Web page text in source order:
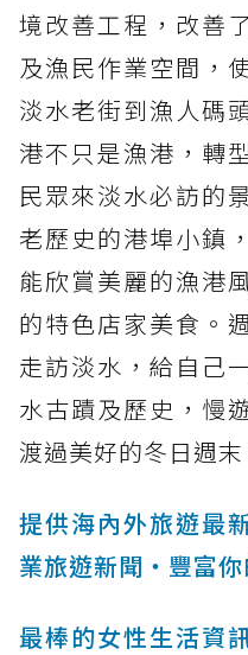
境改善工程，改善
及漁民作業空間，
淡水老街到漁人碼
港不只是漁港，轉
民眾來淡水必訪的
老歷史的港埠小鎮
能欣賞美麗的漁港
的特色店家美食。
走訪淡水，給自己
水古蹟及歷史，慢
渡過美好的冬日週末
提供海內外旅遊最
業旅遊新聞‧豐富你
最棒的女性生活資